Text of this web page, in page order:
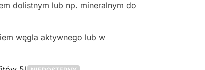
dolistnym lub np. mineralnym do
węgla aktywnego lub w